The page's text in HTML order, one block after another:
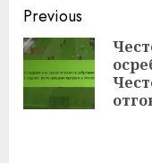
Post
navigation
Previous